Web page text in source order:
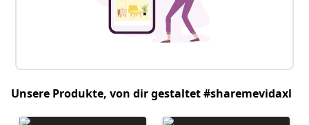
Unsere Produkte, von dir gestaltet #sharemevidaxl